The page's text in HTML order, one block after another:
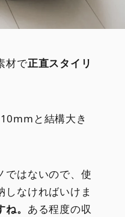
材で正直スタイリ
と結構大き
ではないので、使
しなければいけま
。 ある程度の収